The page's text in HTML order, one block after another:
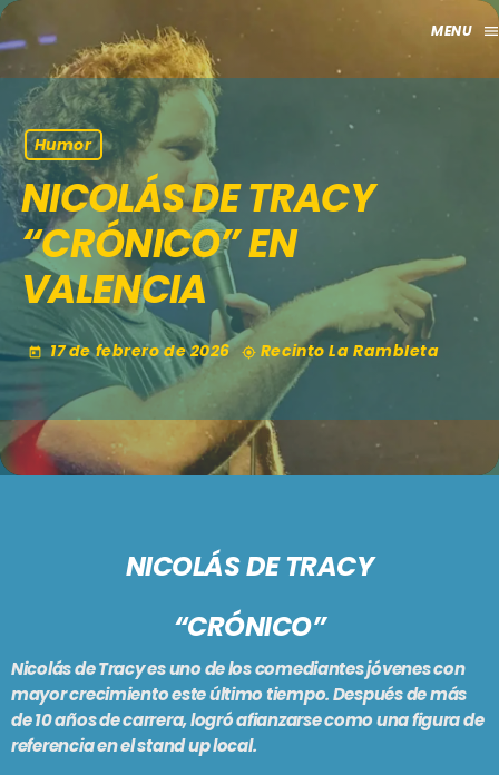
HOME
CLUB
APORTES
TV
GRILLA
EVENTOS
MADRID
MALLORCA
LO NUEVO
EN VIVO AHORA!
Humor
NICOLÁS DE TRACY
“CRÓNICO” EN
VALENCIA
today 17 de febrero de 2026 my_location Recinto La Rambleta
NICOLÁS DE TRACY
“CRÓNICO”
Nicolás de Tracy es uno de los comediantes jóvenes con
mayor crecimiento este último tiempo. Después de más
de 10 años de carrera, logró afianzarse como una figura de
referencia en el stand up local.